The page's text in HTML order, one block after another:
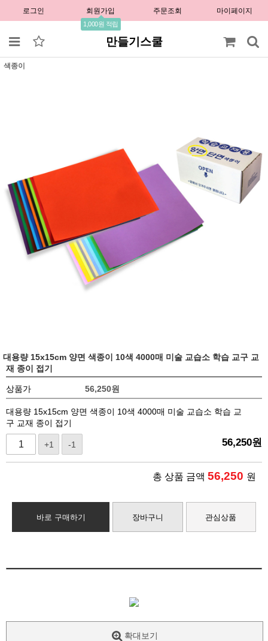
로그인 회원가입
1,000원 적립
주문조회 마이페이지
만들기스쿨
색종이
대용량 15x15cm 양면 색종이 10색 4000매 미술 교습소 학습 교구 교
재 종이 접기
상품가 56,250원
대용량 15x15cm 양면 색종이 10색 4000매 미술 교습소 학습 교
구 교재 종이 접기
+1 -1 56,250원
총 상품 금액 56,250 원
바로 구매하기 장바구니 관심상품
확대보기